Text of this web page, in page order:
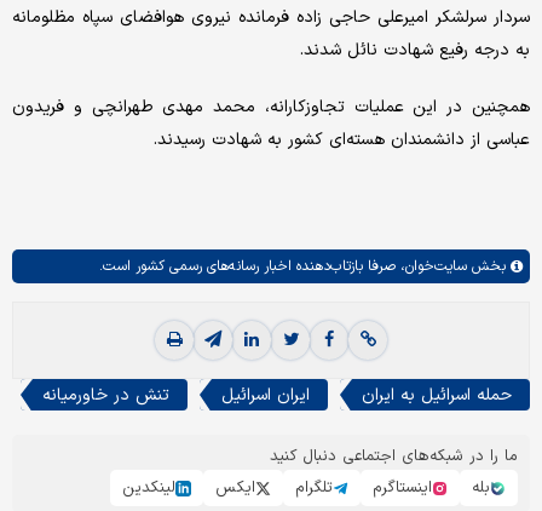
سردار سرلشکر امیرعلی حاجی زاده فرمانده نیروی هوافضای سپاه مظلومانه
به درجه رفیع شهادت نائل شدند.
همچنین در این عملیات تجاوزکارانه، محمد مهدی طهرانچی و فریدون
عباسی از دانشمندان هسته‌ای کشور به شهادت رسیدند.
بخش سایت‌خوان، صرفا بازتاب‌دهنده اخبار رسانه‌های رسمی کشور است.
حمله اسرائیل به ایران ایران اسرائیل تنش در خاورمیانه
ما را در شبکه‌های اجتماعی دنبال کنید
بله
اینستاگرم تلگرام ایکس لینکدین